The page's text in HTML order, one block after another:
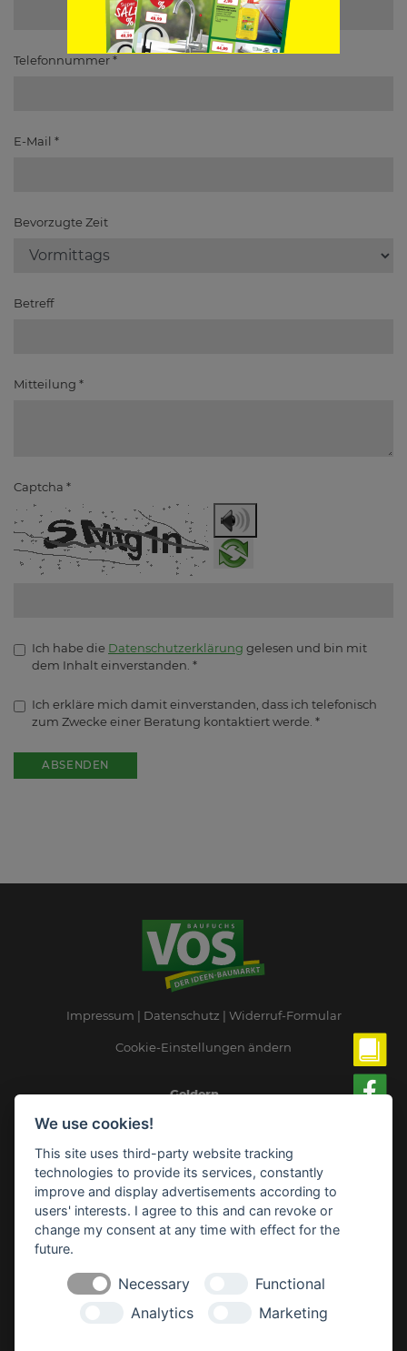
Telefonnummer*
E-Mail *
Bevorzugte Zeit
Betreff
Mitteilung *
Captcha *
Ich habe die Datenschutzerklärung gelesen und bin mit
dem Inhalt einverstanden. *
Ich erkläre mich damit einverstanden, dass ich telefonisch
zum Zwecke einer Beratung kontaktiert werde. *
ABSENDEN
Impressum Datenschutz Widerruf-Formular
Cookie-Einstellungen ändern
Geldern
47608 Geldern
Telefon: 0 28 31 - 13 05-0
geldern(at)baufuchs-vos.de
Kevelaer:
Ladestraße 48 - 50
47623 Kevelaer
We use cookies!
This site uses third-party website tracking
technologies to provide its services, constantly
improve and display advertisements according to
users' interests. I agree to this and can revoke or
change my consent at any time with effect for the
future.
Necessary
Functional
Analytics
Marketing